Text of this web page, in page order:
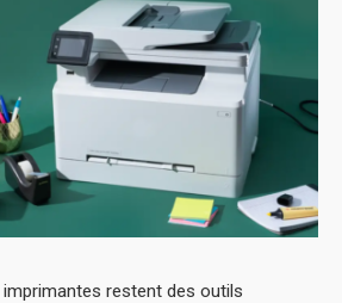
imprimantes restent des outils